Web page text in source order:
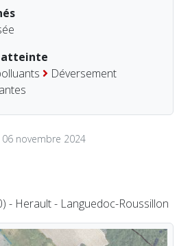
Déversement
novembre 2024
- Herault - Languedoc-Roussillon